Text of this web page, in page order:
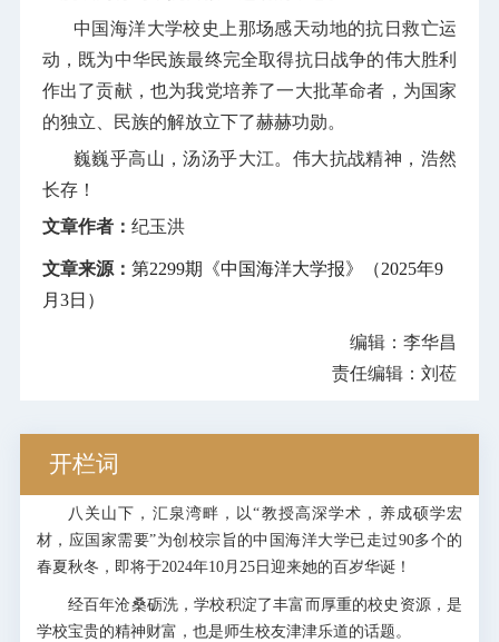
中国海洋大学校史上那场感天动地的抗日救亡运
动，既为中华民族最终完全取得抗日战争的伟大胜利
作出了贡献，也为我党培养了一大批革命者，为国家
的独立、民族的解放立下了赫赫功勋。
巍巍乎高山，汤汤乎大江。伟大抗战精神，浩然
长存！
文章作者： 纪玉洪
文章来源： 第2299期《中国海洋大学报》（2025年9
月3日）
编辑：李华昌
责任编辑：刘莅
开栏词
八关山下，汇泉湾畔，以“教授高深学术，养成硕学宏
材，应国家需要”为创校宗旨的中国海洋大学已走过90多个的
春夏秋冬，即将于2024年10月25日迎来她的百岁华诞！
经百年沧桑砺洗，学校积淀了丰富而厚重的校史资源，是
学校宝贵的精神财富，也是师生校友津津乐道的话题。